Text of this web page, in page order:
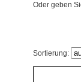
Oder geben
Sortierung: